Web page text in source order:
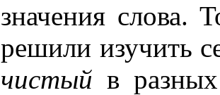
значения слова.
решили изучить
чистый в